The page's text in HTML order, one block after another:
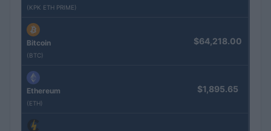
(KPK ETH PRIME)
Bitcoin
(BTC)
$64,218.00
Ethereum
(ETH)
$1,895.65